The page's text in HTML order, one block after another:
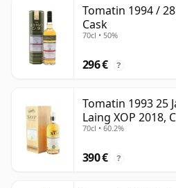
Tomatin 1994 /
Cask
70cl • 50%
296 € ?
Tomatin 1993 25
Laing XOP 2018,
70cl • 60.2%
390 € ?